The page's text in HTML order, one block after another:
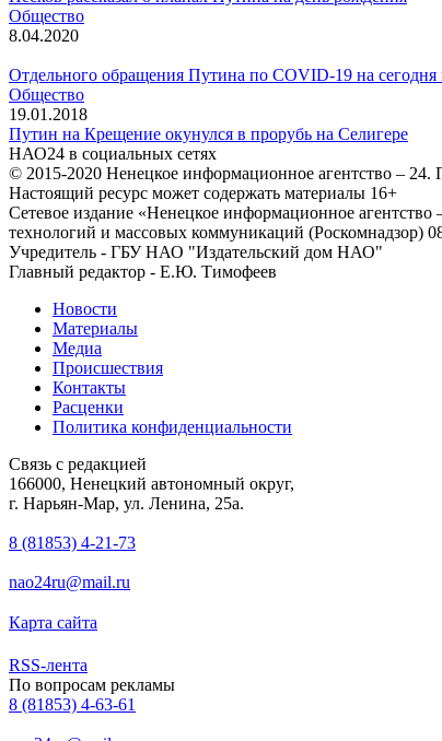
Общество
8.04.2020
Отдельного обращения Путина по COVID-19 на сегодня
Общество
19.01.2018
Путин на Крещение окунулся в прорубь на Селигере
НАО24 в социальных сетях
© 2015-2020 Ненецкое информационное агентство – 24.
Настоящий ресурс может содержать материалы 16+
Сетевое издание «Ненецкое информационное
технологий и массовых коммуникаций (Роскомнадзор)
Учредитель - ГБУ НАО "Издательский дом НАО"
Главный редактор - Е.Ю. Тимофеев
Новости
Материалы
Медиа
Происшествия
Контакты
Расценки
Политика конфиденциальности
Связь с редакцией
166000, Ненецкий автономный округ,
г. Нарьян-Мар, ул. Ленина, 25а.
8 (81853) 4-21-73
nao24ru@mail.ru
Карта сайта
RSS-лента
По вопросам рекламы
8 (81853) 4-63-61